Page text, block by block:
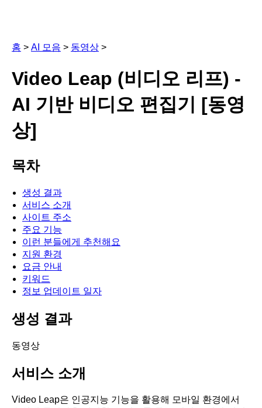
홈 > AI 모음 > 동영상 >
Video Leap (비디오 리프) -
AI 기반 비디오 편집기 [동영
상]
목차
생성 결과
서비스 소개
사이트 주소
주요 기능
이런 분들에게 추천해요
지원 환경
요금 안내
키워드
정보 업데이트 일자
생성 결과
동영상
서비스 소개
Video Leap은 인공지능 기능을 활용해 모바일 환경에서